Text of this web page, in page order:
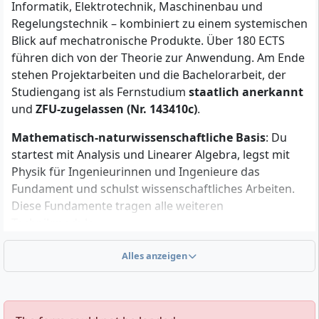
Sprachkenntnisse auf B2-Niveau
Fachliche Basics: sichere Mathematikkenntnisse
auf Niveau der Fachhochschulreife sowie
grundlegende PC-Anwenderkenntnisse
Studienstruktur: Fernstudium mit Online-Campus;
Studienstart jederzeit möglich
Studienumfang:180 ECTS, Regelstudienzeit 6
Semester (Vollzeit)
Für die Prüfungszulassung zählt eine ausreichende
Vorbereitung im jeweiligen Modul. Plane von Beginn
an, wie du Lernphasen, Übungsklausuren und Labor-
beziehungsweise Projektanteile organisierst – das
Informatik, Elektrotechnik, Maschinenbau und
Regelungstechnik – kombiniert zu einem systemischen
Blick auf mechatronische Produkte. Über 180 ECTS
führen dich von der Theorie zur Anwendung. Am Ende
stehen Projektarbeiten und die Bachelorarbeit, der
Studiengang ist als Fernstudium staatlich anerkannt
und ZFU-zugelassen (Nr. 143410c).
Mathematisch-naturwissenschaftliche Basis: Du
startest mit Analysis und Linearer Algebra, legst mit
Physik für Ingenieurinnen und Ingenieure das
Fundament und schulst wissenschaftliches Arbeiten.
Diese Fundamente tragen alle weiteren
Konstruktion und Mechanik: Technische Mechanik,
Werkstoffkunde sowie Technisches Zeichnen führen in
Maschinenelementen setzt du Konstruktionen digital
Alles anzeigen